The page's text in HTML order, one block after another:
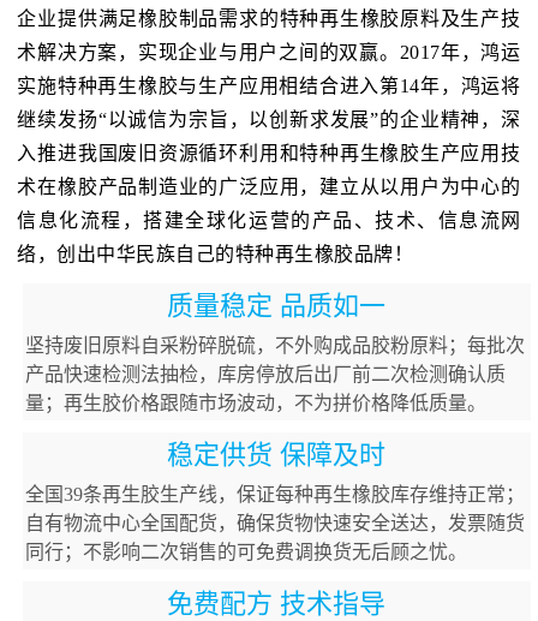
企业提供满足橡胶制品需求的特种再生橡胶原料及生产技
术解决方案，实现企业与用户之间的双赢。2017年，鸿运
实施特种再生橡胶与生产应用相结合进入第14年，鸿运将
继续发扬“以诚信为宗旨，以创新求发展”的企业精神，深
入推进我国废旧资源循环利用和特种再生橡胶生产应用技
术在橡胶产品制造业的广泛应用，建立从以用户为中心的
信息化流程，搭建全球化运营的产品、技术、信息流网
络，创出中华民族自己的特种再生橡胶品牌！
质量稳定 品质如一
坚持废旧原料自采粉碎脱硫，不外购成品胶粉原料；每批次
产品快速检测法抽检，库房停放后出厂前二次检测确认质
量；再生胶价格跟随市场波动，不为拼价格降低质量。
稳定供货 保障及时
全国39条再生胶生产线，保证每种再生橡胶库存维持正常；
自有物流中心全国配货，确保货物快速安全送达，发票随货
同行；不影响二次销售的可免费调换货无后顾之忧。
免费配方 技术指导